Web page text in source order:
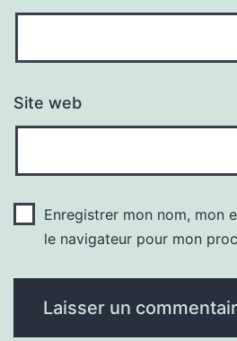
Site web
Enregistrer mon nom, mon
le navigateur pour mon